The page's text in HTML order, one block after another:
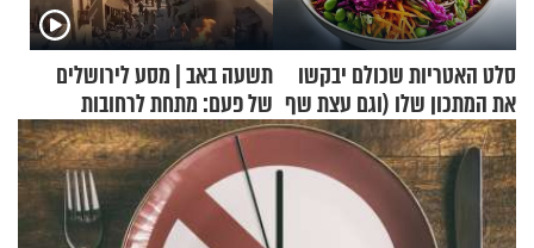
סלט האטריות שכולם יבקשו
את המתכון שלו (וגם עצת שף
להגשת הרוטב)
תשעה באב | מסע לירושלים
של פעם: מתחת לרחובות
ירושלים